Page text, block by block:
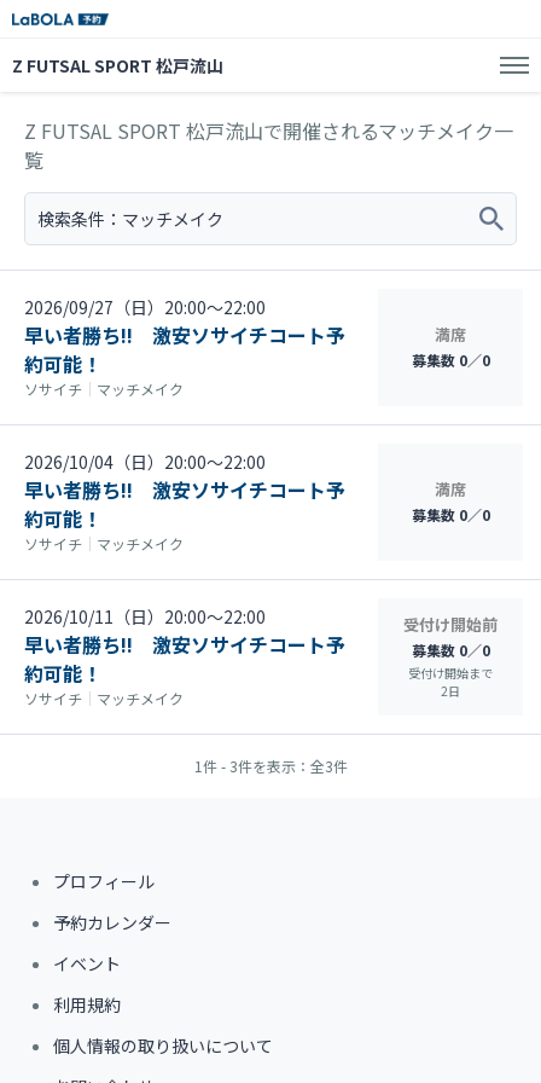
Z FUTSAL SPORT 松戸流山
Z FUTSAL SPORT 松戸流山で開催されるマッチメイク一
覧
検索条件： マッチメイク
2026/09/27（日）20:00〜22:00
早い者勝ち!! 激安ソサイチコート予
約可能！
ソサイチ ｜ マッチメイク
満席
募集数 0／0
2026/10/04（日）20:00〜22:00
早い者勝ち!! 激安ソサイチコート予
約可能！
ソサイチ ｜ マッチメイク
満席
募集数 0／0
2026/10/11（日）20:00〜22:00
早い者勝ち!! 激安ソサイチコート予
約可能！
ソサイチ ｜ マッチメイク
受付け開始前
募集数 0／0
受付け開始まで
2日
1件 - 3件を表示：全3件
プロフィール
予約カレンダー
イベント
利用規約
個人情報の取り扱いについて